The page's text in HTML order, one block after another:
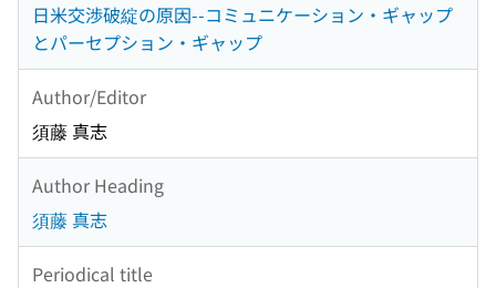
日米交渉破綻の原因--コミュニケーション・ギャップ
とパーセプション・ギャップ
Author/Editor
須藤 真志
Author Heading
須藤 真志
Periodical title